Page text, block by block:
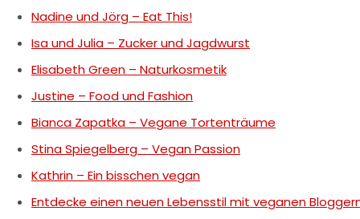
Nadine und Jörg – Eat This!
Isa und Julia – Zucker und Jagdwurst
Elisabeth Green – Naturkosmetik
Justine – Food und Fashion
Bianca Zapatka – Vegane Tortenträume
Stina Spiegelberg – Vegan Passion
Kathrin – Ein bisschen vegan
Entdecke einen neuen Lebensstil mit veganen